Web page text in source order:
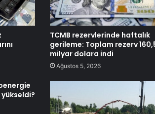
TCMB rezervlerinde haftalık
gerileme: Toplam rezerv
milyar dolara indi
Ağustos 5, 2026